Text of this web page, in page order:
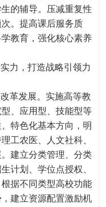
的辅导。压减重复性
。提高课后服务质
教育，强化核心素养
力，打造战略引领力
革发展。实施高等教
、应用型、技能型等
特色化基本方向，明
工农医、人文社科、
建立分类管理、分类
计划、学位点授权、
据不同类型高校功能
建立资源配置激励机